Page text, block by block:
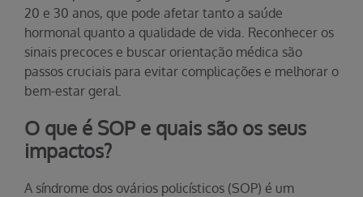
20 e 30 anos, que pode afetar tanto a saúde
hormonal quanto a qualidade de vida. Reconhecer os
sinais precoces e buscar orientação médica são
passos cruciais para evitar complicações e melhorar o
bem-estar geral.
O que é SOP e quais são os seus
impactos?
A síndrome dos ovários policísticos (SOP) é um